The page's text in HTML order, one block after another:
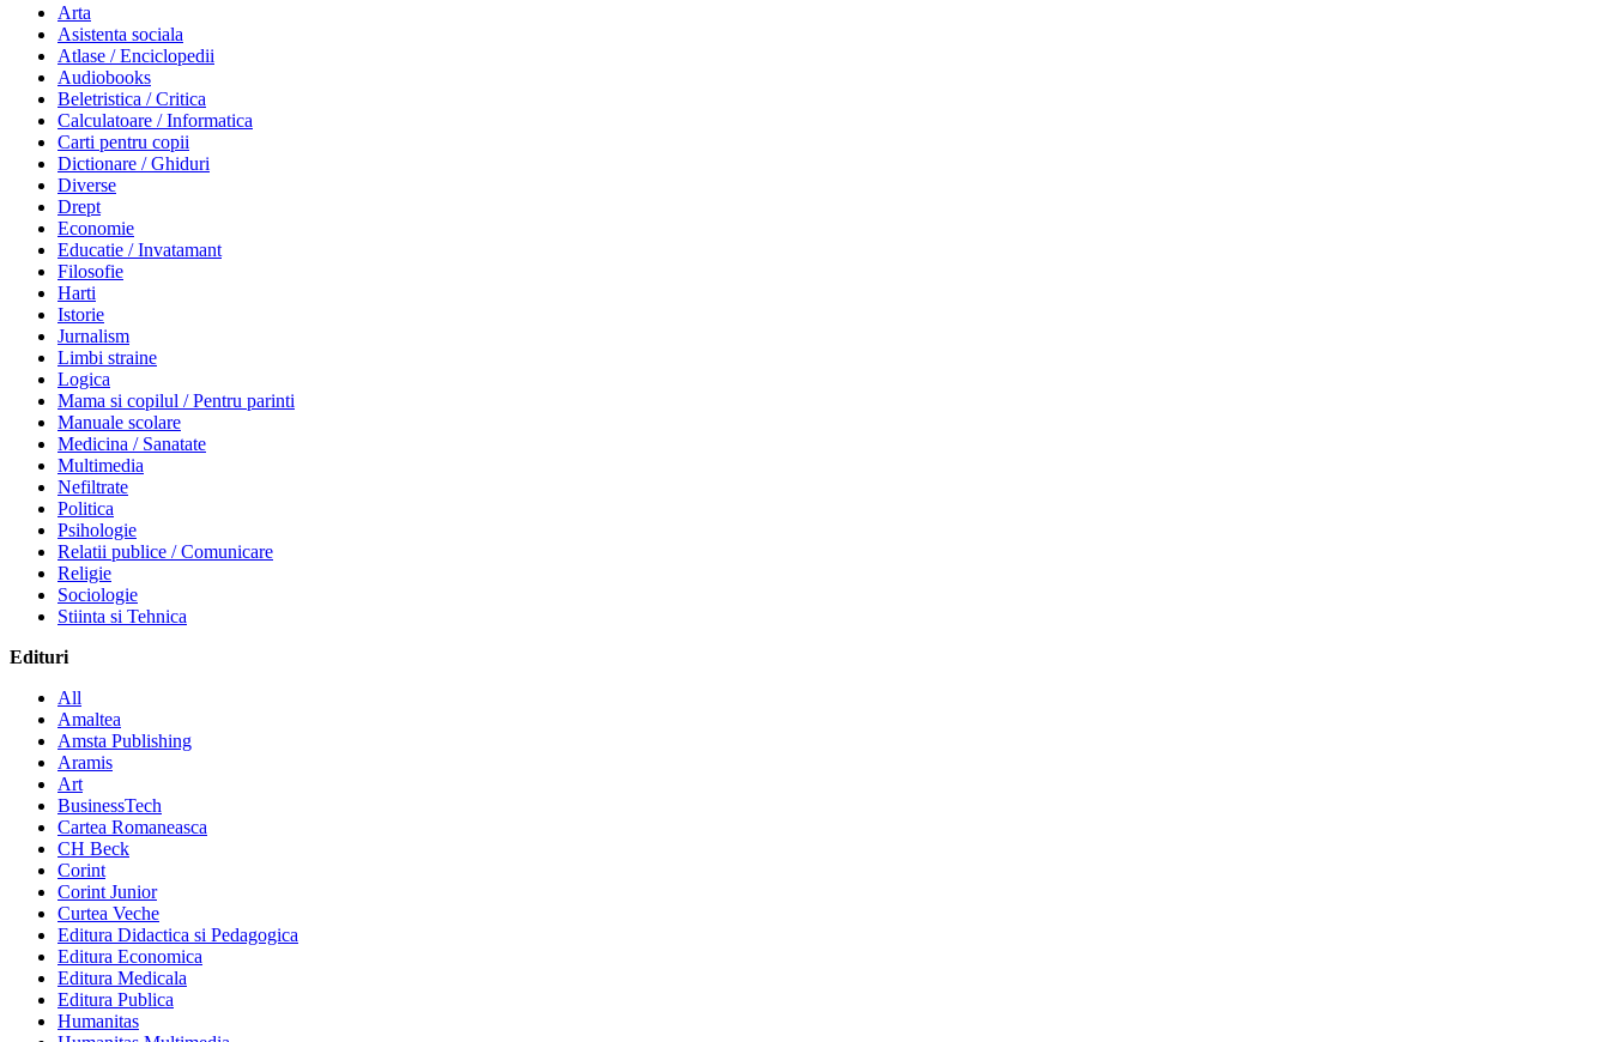
Arta
Asistenta sociala
Atlase / Enciclopedii
Audiobooks
Beletristica / Critica
Calculatoare / Informatica
Carti pentru copii
Dictionare / Ghiduri
Diverse
Drept
Economie
Educatie / Invatamant
Filosofie
Harti
Istorie
Jurnalism
Limbi straine
Logica
Mama si copilul / Pentru parinti
Manuale scolare
Medicina / Sanatate
Multimedia
Nefiltrate
Politica
Psihologie
Relatii publice / Comunicare
Religie
Sociologie
Stiinta si Tehnica
Edituri
All
Amaltea
Amsta Publishing
Aramis
Art
BusinessTech
Cartea Romaneasca
CH Beck
Corint
Corint Junior
Curtea Veche
Editura Didactica si Pedagogica
Editura Economica
Editura Medicala
Editura Publica
Humanitas